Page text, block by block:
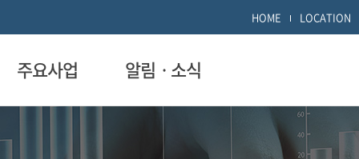
HOME LOCATION
주요사업 알림ㆍ소식